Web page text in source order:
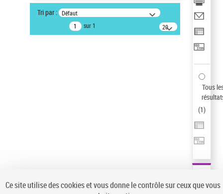
Type de notice d'autorité
Tri par : Défaut
sur 1
20
résultats/page
Tous
(1)
Ce site utilise des cookies et vous donne le contrôle sur ceux que vous